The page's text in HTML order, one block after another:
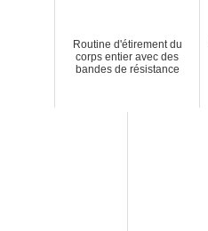
Routine d'étirement du
corps entier avec des
bandes de résistance